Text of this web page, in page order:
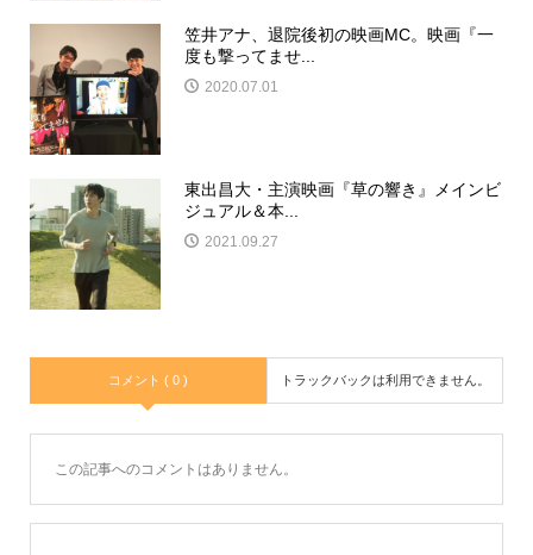
笠井アナ、退院後初の映画MC。映画『一
度も撃ってませ...
2020.07.01
東出昌大・主演映画『草の響き』メインビ
ジュアル＆本...
2021.09.27
コメント ( 0 ) トラックバックは利用できません。
この記事へのコメントはありません。